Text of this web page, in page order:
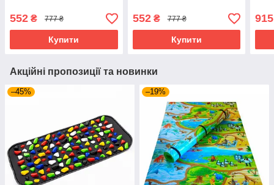
80х60 см (R-00047)
Чорний
552 ₴ 777 ₴
Купити
Чорний
552₴ 777 ₴
Купити
915
Акційні пропозиції та новинки
–45% –19%